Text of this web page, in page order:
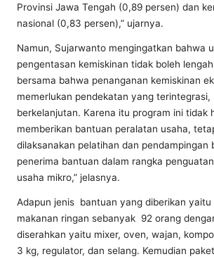
Provinsi Jawa Tengah (0,89 persen) dan
nasional (0,83 persen),” ujarnya.
Namun, Sujarwanto mengingatkan bahwa
pengentasan kemiskinan tidak boleh
bersama bahwa penanganan kemiskinan
memerlukan pendekatan yang terintegrasi,
berkelanjutan. Karena itu program ini tidak
memberikan bantuan peralatan usaha,
dilaksanakan pelatihan dan pendampingan
penerima bantuan dalam rangka
usaha mikro,” jelasnya.
Adapun jenis bantuan yang diberikan yaitu
makanan ringan sebanyak 92 orang
diserahkan yaitu mixer, oven, wajan,
3 kg, regulator, dan selang. Kemudian